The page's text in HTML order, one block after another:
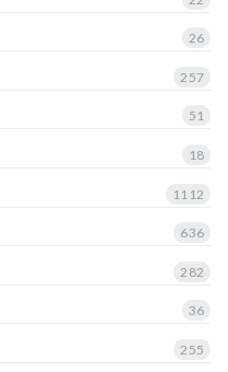
26
257
51
18
1112
636
282
36
255